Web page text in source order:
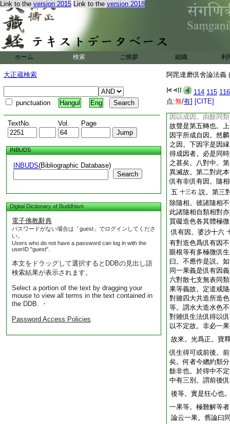
Link to the version 2015 Link to the version 2018
ホーム 検索 ご挨拶 組織 利
大正蔵検索
punctuation Hangul Eng
TextNo. Vol. Page
INBUDS
INBUDS(Bibliographic Database)
Search
Digital Dictionary of Buddhism
電子佛教辭典
パスワードがない場合は「guest」でログインしてくださ
い。
Users who do not have a password can log in with the
userID "guest".
本文をドラッグして選択するとDDBの見出し語
検索結果が表示されます。
Select a portion of the text by dragging your
mouse to view all terms in the text contained in
the DDB. ・
Password Access Policies
阿毘達磨倶舍論法義
114 115 116
点:無/有] [CITE]
曰。除身見生住異
見與相應四相所依
倶舍曰彼師。其義
法是因非因。即二
釋第二句。初列法
標立。二所由。三
因故成因者。夫因
隨應皆是因果法。
有因以成自因義。
因以成因。由餘同
故聲是第五轉也。
因字所成自因。然
之因。下因字是因
得成因者。必是同
之甚矣。八對中。
異滅故。第二對此
倶有非倶有因。隨
五 十三右 説。第三
除隨相。彼諸隨相
此諸隨相自類相對
質礙造色各其體極
倶有因。婆沙十六
有對造色爲倶有因
眼根等有多極微倶
曰。不應作是説。
同一果義是倶有因
六對散七支無表同
果等義故。定道戒
對雖四大共造所造
等。謂水大造水色
對雖倶生法倶得以
以不定故。非必一
故來。光爲正。寶
倶生得可或前後。
矣。何者今總約類
餘非也。於得中不
中有三別。謂前後
後等。實是狂心也
一果等。極難解等
論云一果。舊論曰